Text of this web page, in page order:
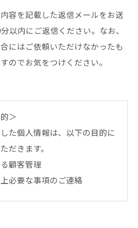
容を記載した返信メールをお送
以内にご返信ください。なお、
にはご依頼いただけなかったも
のでお気をつけください。
＞
た個人情報は、以下の目的に
だきます。
顧客管理
必要な事項のご連絡
だち追加はこちら